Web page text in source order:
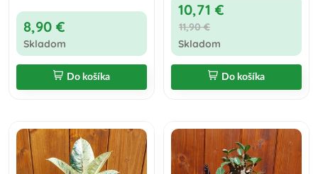
8,90 €
Skladom
Do košíka
10,71 €
11,90 €
Skladom
Do košíka